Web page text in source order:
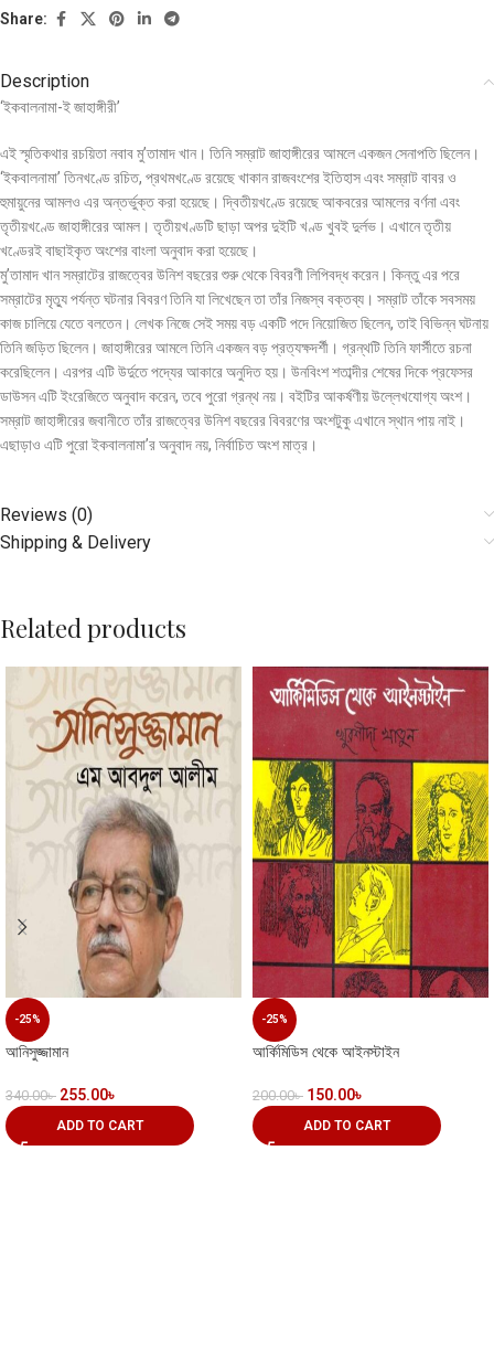
Share:
Description
‘ইকবালনামা-ই জাহাঙ্গীরী’
এই স্মৃতিকথার রচয়িতা নবাব মু’তামাদ খান। তিনি সম্রাট জাহাঙ্গীরের আমলে একজন সেনাপতি ছিলেন।
‘ইকবালনামা’ তিনখণ্ডে রচিত, প্রথমখণ্ডে রয়েছে খাকান রাজবংশের ইতিহাস এবং সম্রাট বাবর ও
হুমায়ুনের আমলও এর অন্তর্ভুক্ত করা হয়েছে। দ্বিতীয়খণ্ডে রয়েছে আকবরের আমলের বর্ণনা এবং
তৃতীয়খণ্ডে জাহাঙ্গীরের আমল। তৃতীয়খণ্ডটি ছাড়া অপর দুইটি খণ্ড খুবই দুর্লভ। এখানে তৃতীয়
খণ্ডেরই বাছাইকৃত অংশের বাংলা অনুবাদ করা হয়েছে।
মু’তামাদ খান সম্রাটের রাজত্বের উনিশ বছরের শুরু থেকে বিবরণী লিপিবদ্ধ করেন। কিন্তু এর পরে
সম্রাটের মৃত্যু পর্যন্ত ঘটনার বিবরণ তিনি যা লিখেছেন তা তাঁর নিজস্ব বক্তব্য। সম্রাট তাঁকে সবসময়
কাজ চালিয়ে যেতে বলতেন। লেখক নিজে সেই সময় বড় একটি পদে নিয়োজিত ছিলেন, তাই বিভিন্ন ঘটনায়
তিনি জড়িত ছিলেন। জাহাঙ্গীরের আমলে তিনি একজন বড় প্রত্যক্ষদর্শী। গ্রন্থটি তিনি ফার্সীতে রচনা
করেছিলেন। এরপর এটি উর্দুতে পদ্যের আকারে অনুদিত হয়। উনবিংশ শতাব্দীর শেষের দিকে প্রফেসর
ডাউসন এটি ইংরেজিতে অনুবাদ করেন, তবে পুরো গ্রন্থ নয়। বইটির আকর্ষণীয় উল্লেখযোগ্য অংশ।
সম্রাট জাহাঙ্গীরের জবানীতে তাঁর রাজত্বের উনিশ বছরের বিবরণের অংশটুকু এখানে স্থান পায় নাই।
এছাড়াও এটি পুরো ইকবালনামা’র অনুবাদ নয়, নির্বাচিত অংশ মাত্র।
Reviews (0)
Shipping & Delivery
Related products
-25%
আনিসুজ্জামান
340.00৳ 255.00৳
ADD TO CART
-25%
আর্কিমিডিস থেকে আইনস্টাইন
200.00৳ 150.00৳
ADD TO CART